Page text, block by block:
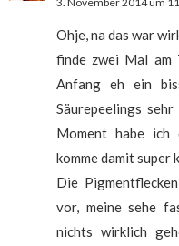
Ohje, na das war
finde zwei Mal am
Anfang eh ein
Säurepeelings
Moment habe ich
komme damit super
Die
vor, meine sehe
nichts wirklich